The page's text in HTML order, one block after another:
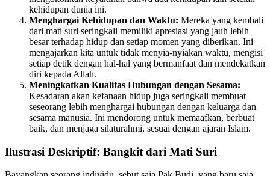
kehidupan dunia ini.
Menghargai Kehidupan dan Waktu: Mereka yang kembali
dari mati suri seringkali memiliki apresiasi yang jauh lebih
besar terhadap hidup dan setiap momen yang diberikan. Ini
mengajarkan kita untuk tidak menyia-nyiakan waktu, mengisi
setiap detik dengan hal-hal yang bermanfaat dan mendekatkan
diri kepada Allah.
Meningkatkan Kualitas Hubungan dengan Sesama:
Kesadaran akan kefanaan hidup juga seringkali membuat
seseorang lebih menghargai hubungan dengan keluarga dan
sesama manusia. Ini mendorong untuk memaafkan, berbuat
baik, dan menjaga silaturahmi, sesuai dengan ajaran Islam.
Ilustrasi Deskriptif: Bangkit dari Mati Suri